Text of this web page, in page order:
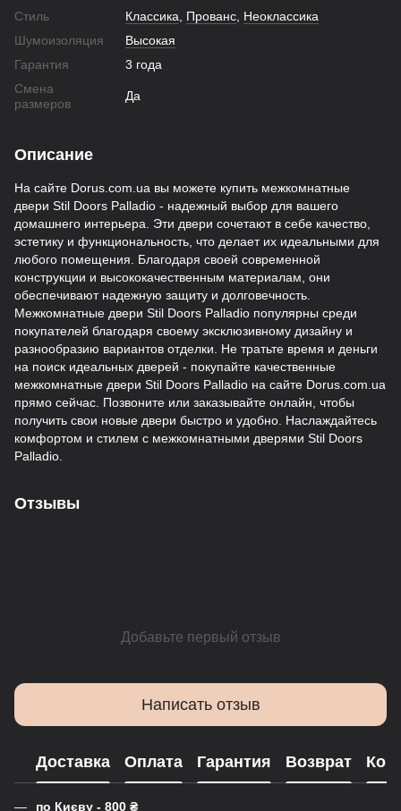
Стиль
Классика Прованс Неоклассика
Шумоизоляция
Высокая
Гарантия
3 года
Смена
размеров
Да
Описание
На сайте Dorus.com.ua вы можете купить межкомнатные
двери Stil Doors Palladio - надежный выбор для вашего
домашнего интерьера. Эти двери сочетают в себе качество,
эстетику и функциональность, что делает их идеальными для
любого помещения. Благодаря своей современной
конструкции и высококачественным материалам, они
обеспечивают надежную защиту и долговечность.
Межкомнатные двери Stil Doors Palladio популярны среди
покупателей благодаря своему эксклюзивному дизайну и
разнообразию вариантов отделки. Не тратьте время и деньги
на поиск идеальных дверей - покупайте качественные
межкомнатные двери Stil Doors Palladio на сайте Dorus.com.ua
прямо сейчас. Позвоните или заказывайте онлайн, чтобы
получить свои новые двери быстро и удобно. Наслаждайтесь
комфортом и стилем с межкомнатными дверями Stil Doors
Palladio.
Отзывы
Добавьте первый отзыв
Написать отзыв
Доставка Оплата Гарантия Возврат
по Києву - 800 ₴